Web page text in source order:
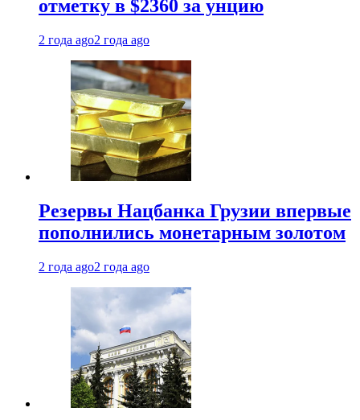
отметку в $2360 за унцию
2 года ago2 года ago
Резервы Нацбанка Грузии впервые
пополнились монетарным золотом
2 года ago2 года ago